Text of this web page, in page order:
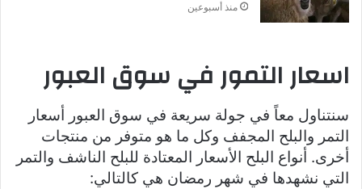
منذ أسبوعين
اسعار التمور في سوق العبور
سنتناول معاً في جولة سريعة في سوق العبور أسعار
التمر والبلح المجفف وكل ما هو متوفر من منتجات
أخرى. أنواع البلح الأسعار المعتادة للبلح الناشف والتمر
التي نشهدها في شهر رمضان هي كالتالي: